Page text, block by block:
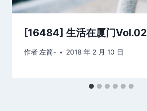
[16484] 生活在厦门Vol.02
作者 左简- 2018 年 2 月 10 日